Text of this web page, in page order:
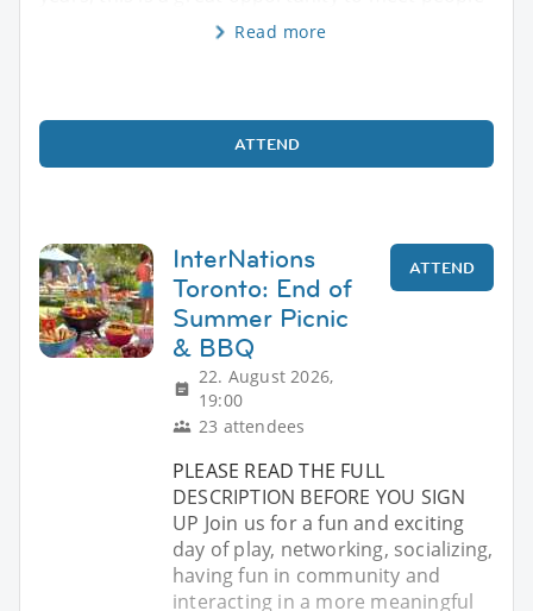
Read more
ATTEND
InterNations
Toronto: End of
Summer Picnic
& BBQ
22. August 2026,
19:00
23 attendees
ATTEND
PLEASE READ THE FULL
DESCRIPTION BEFORE YOU SIGN
UP Join us for a fun and exciting
day of play, networking, socializing,
having fun in community and
interacting in a more meaningful